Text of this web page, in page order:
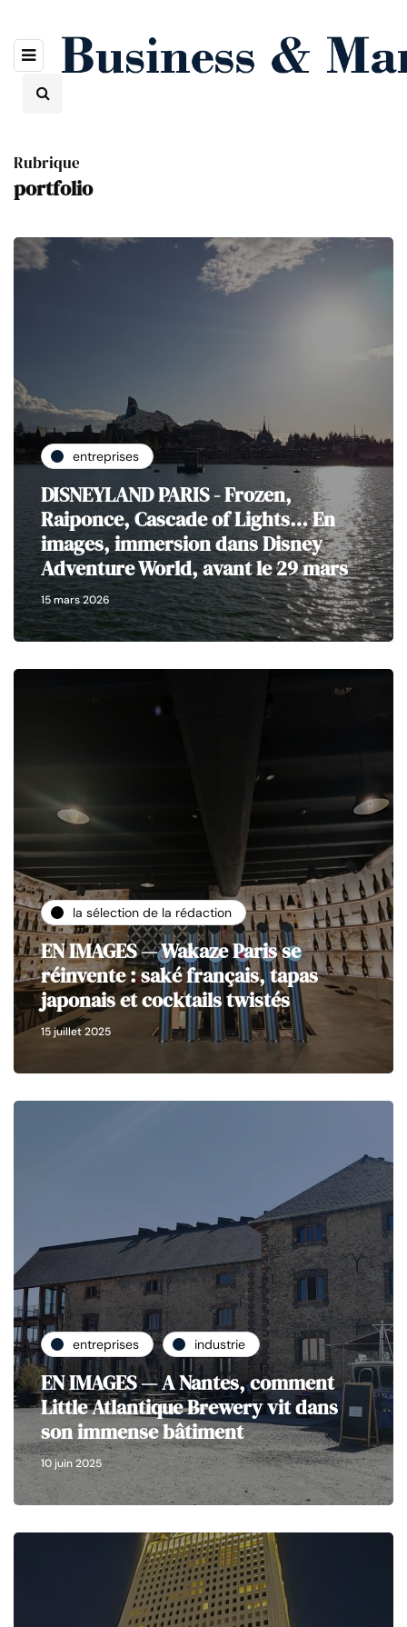
Rubrique
portfolio
entreprises
DISNEYLAND PARIS - Frozen,
Raiponce, Cascade of Lights… En
images, immersion dans Disney
Adventure World, avant le 29 mars
15 mars 2026
la sélection de la rédaction
EN IMAGES — Wakaze Paris se
réinvente : saké français, tapas
japonais et cocktails twistés
15 juillet 2025
entreprises industrie
EN IMAGES — A Nantes, comment
Little Atlantique Brewery vit dans
son immense bâtiment
10 juin 2025